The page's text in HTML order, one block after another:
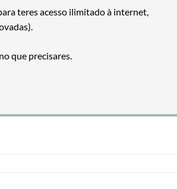
teres acesso ilimitado à internet,
que precisares.